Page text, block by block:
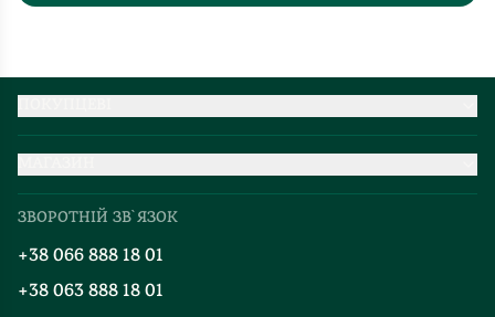
Про нас
Добірки
Блог
Події
Партнерство
ЗВОРОТНІЙ ЗВ`ЯЗОК
+38 066 888 18 01
+38 063 888 18 01